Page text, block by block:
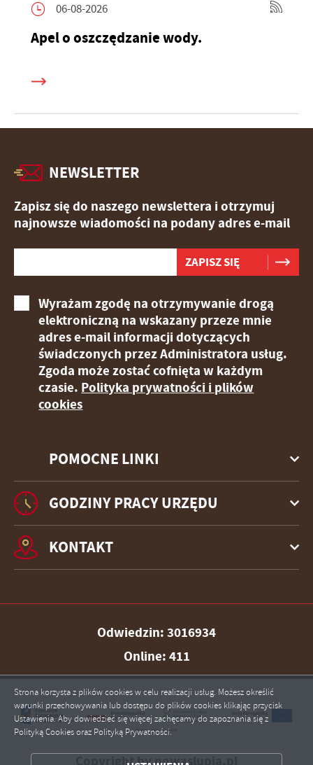
06-08-2026
Apel o oszczędzanie wody.
POMOCNE LINKI
NEWSLETTER
Zapisz się do naszego newslettera i otrzymuj
najnowsze wiadomości na podany adres e-mail
Wyrażam zgodę na otrzymywanie drogą
elektroniczną na wskazany przeze mnie
adres e-mail informacji dotyczących
świadczonych przez Administratora usług.
Zgoda może zostać cofnięta w każdym
czasie. Polityka prywatności i plików
cookies
GODZINY PRACY URZĘDU
KONTAKT
Odwiedzin: 3016934
Online: 411
Copyright by nowaslupia.pl
Strona korzysta z plików cookies w celu realizacji usług. Możesz określić
warunki przechowywania lub dostępu do plików cookies klikając przycisk
Ustawienia. Aby dowiedzieć się więcej zachęcamy do zapoznania się z
Polityką Cookies oraz Polityką Prywatności.
ZAPISZ WYBRANE
ZEZWÓL NA WSZYSTKIE